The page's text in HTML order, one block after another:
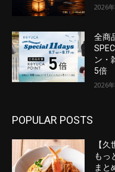
2026
全商
ン・
5倍
2026
POPULAR POSTS
【
もっ
まと